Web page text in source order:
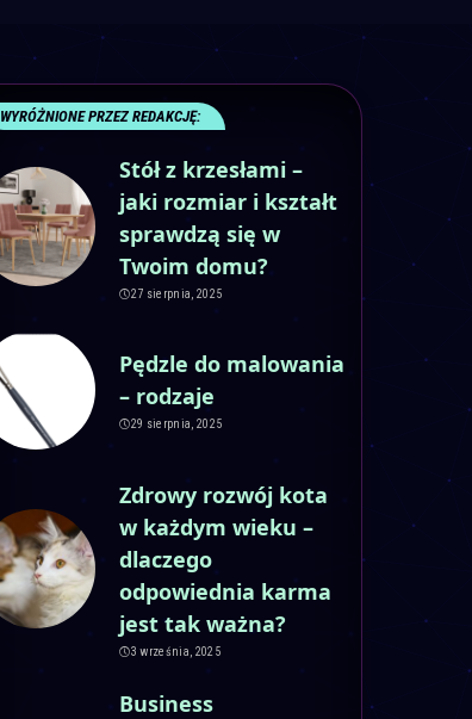
WYRÓŻNIONE PRZEZ REDAKCJĘ:
Stół z krzesłami –
jaki rozmiar i kształt
sprawdzą się w
Twoim domu?
27 sierpnia, 2025
Pędzle do malowania
– rodzaje
29 sierpnia, 2025
Zdrowy rozwój kota
w każdym wieku –
dlaczego
odpowiednia karma
jest tak ważna?
3 września, 2025
Business